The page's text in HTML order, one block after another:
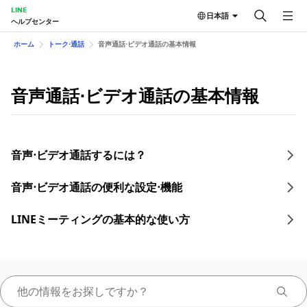
LINE
ヘルプセンター
日本語
ホーム トーク⋅通話 音声通話⋅ビデオ通話の基本情報
音声通話⋅ビデオ通話の基本情報
音声⋅ビデオ通話するには？
音声⋅ビデオ通話の便利な設定⋅機能
LINEミーティングの基本的な使い方